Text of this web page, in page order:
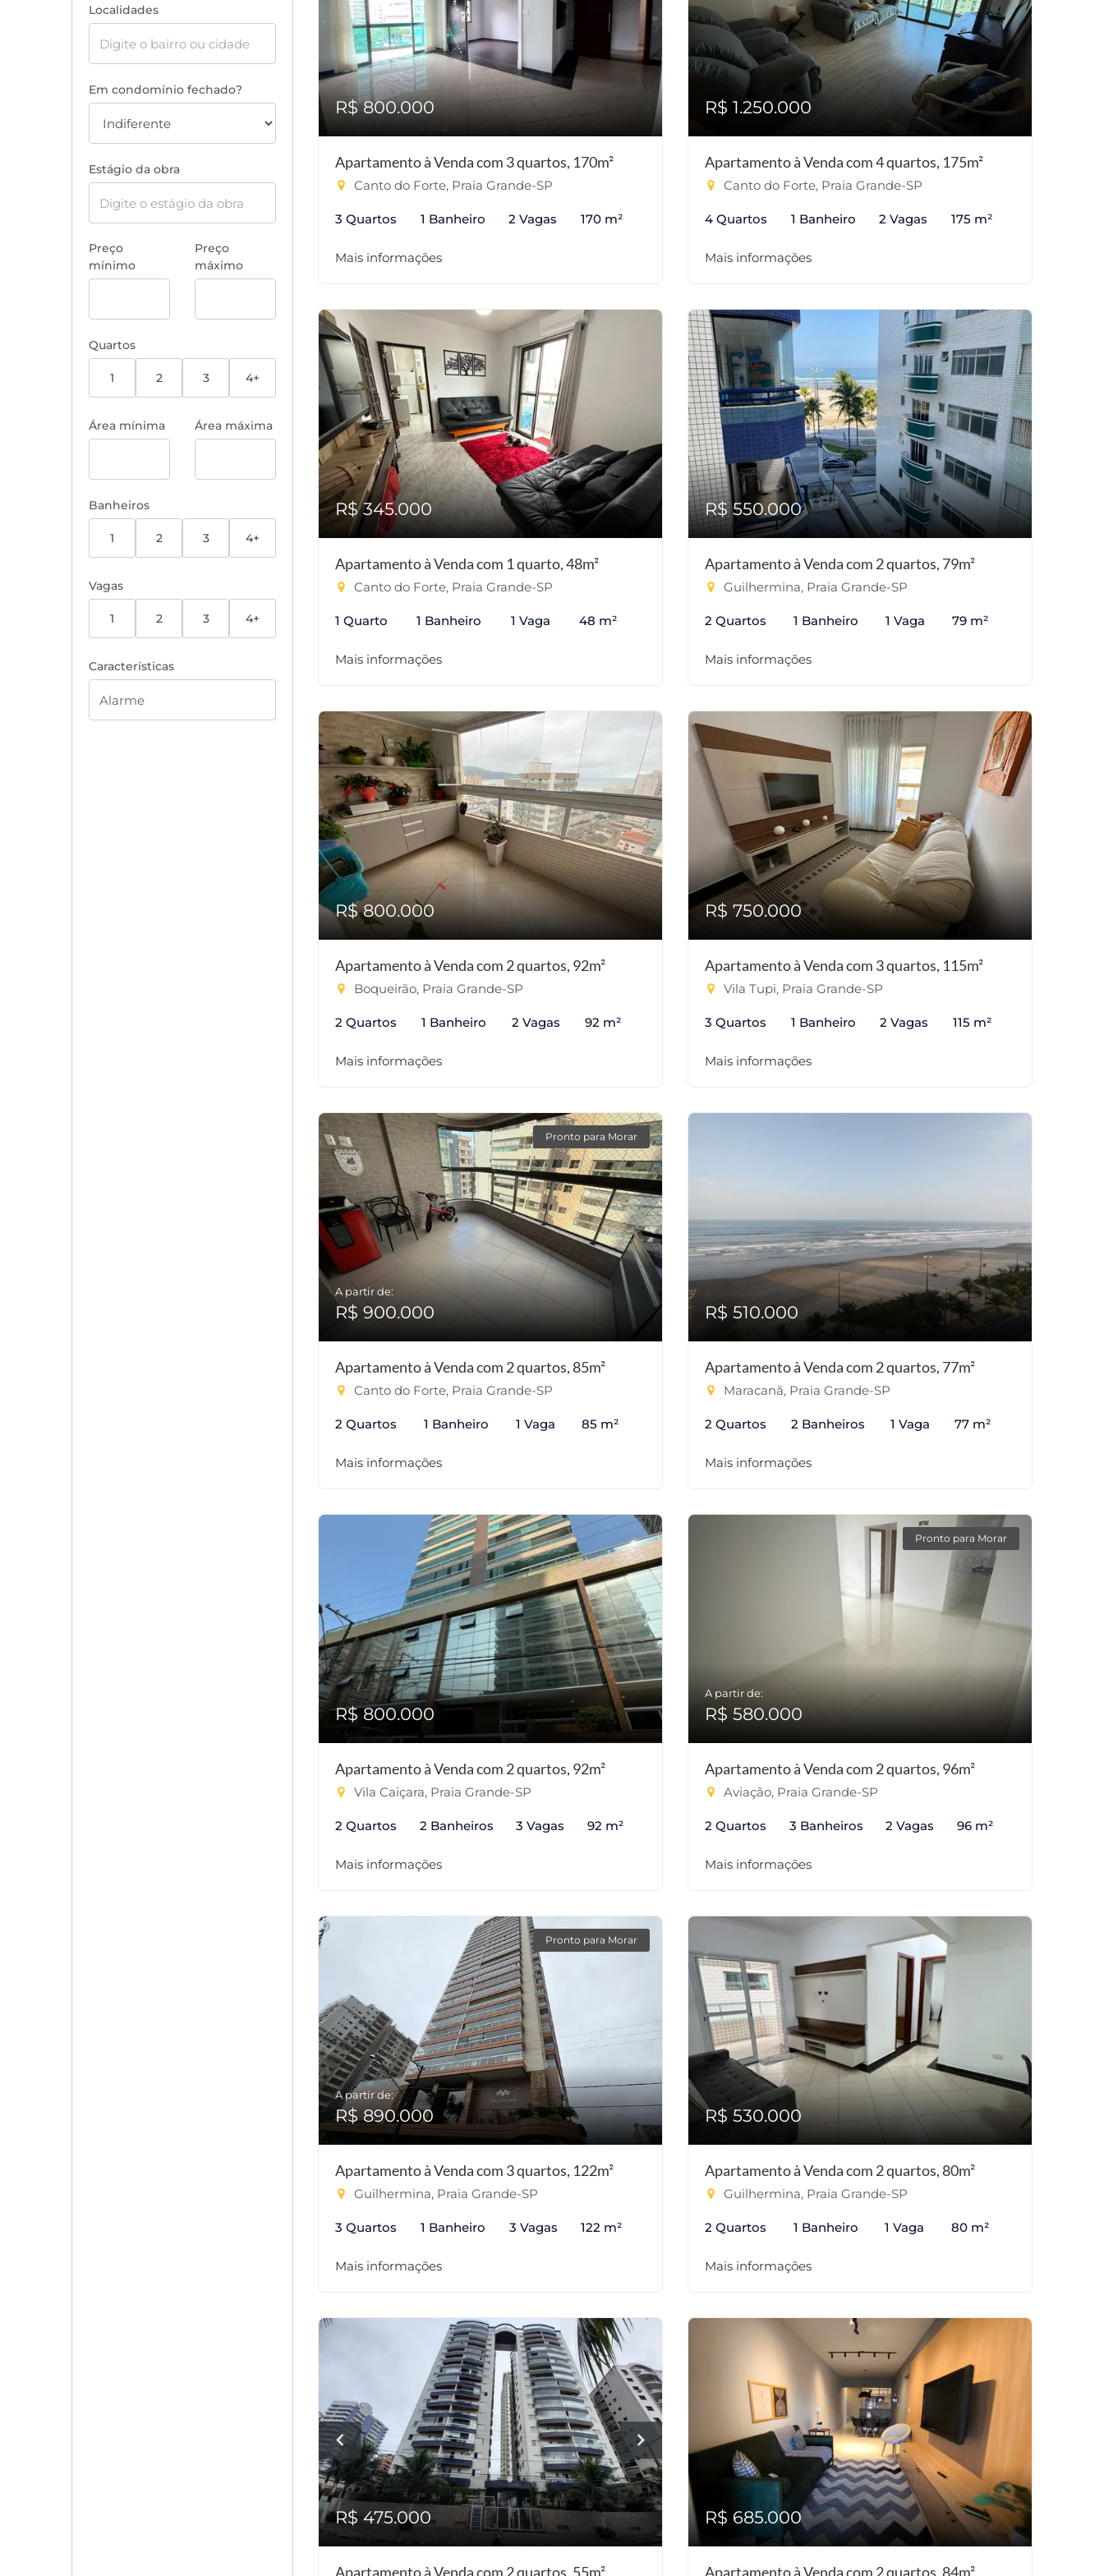
Localidades
Em condomínio fechado?
Estágio da obra
Preço
mínimo
Preço
máximo
Quartos
1 2 3 4+
Área mínima Área máxima
Banheiros
1 2 3 4+
Vagas
1 2 3 4+
Características
R$ 800.000
Apartamento à Venda com 3 quartos, 170m²
Canto do Forte, Praia Grande-SP
3 Quartos 1 Banheiro 2 Vagas 170 m²
Mais informações
R$ 1.250.000
Apartamento à Venda com 4 quartos, 175m²
Canto do Forte, Praia Grande-SP
4 Quartos 1 Banheiro 2 Vagas 175 m²
Mais informações
R$ 345.000
Apartamento à Venda com 1 quarto, 48m²
Canto do Forte, Praia Grande-SP
1 Quarto 1 Banheiro 1 Vaga 48 m²
Mais informações
R$ 550.000
Apartamento à Venda com 2 quartos, 79m²
Guilhermina, Praia Grande-SP
2 Quartos 1 Banheiro 1 Vaga 79 m²
Mais informações
R$ 800.000
Apartamento à Venda com 2 quartos, 92m²
Boqueirão, Praia Grande-SP
2 Quartos 1 Banheiro 2 Vagas 92 m²
Mais informações
R$ 750.000
Apartamento à Venda com 3 quartos, 115m²
Vila Tupi, Praia Grande-SP
3 Quartos 1 Banheiro 2 Vagas 115 m²
Mais informações
Pronto para Morar
A partir de:
R$ 900.000
Apartamento à Venda com 2 quartos, 85m²
Canto do Forte, Praia Grande-SP
2 Quartos 1 Banheiro 1 Vaga 85 m²
Mais informações
R$ 510.000
Apartamento à Venda com 2 quartos, 77m²
Maracanã, Praia Grande-SP
2 Quartos 2 Banheiros 1 Vaga 77 m²
Mais informações
R$ 800.000
Apartamento à Venda com 2 quartos, 92m²
Vila Caiçara, Praia Grande-SP
2 Quartos 2 Banheiros 3 Vagas 92 m²
Mais informações
Pronto para Morar
A partir de:
R$ 580.000
Apartamento à Venda com 2 quartos, 96m²
Aviação, Praia Grande-SP
2 Quartos 3 Banheiros 2 Vagas 96 m²
Mais informações
Pronto para Morar
A partir de:
R$ 890.000
Apartamento à Venda com 3 quartos, 122m²
Guilhermina, Praia Grande-SP
3 Quartos 1 Banheiro 3 Vagas 122 m²
Mais informações
R$ 530.000
Apartamento à Venda com 2 quartos, 80m²
Guilhermina, Praia Grande-SP
2 Quartos 1 Banheiro 1 Vaga 80 m²
Mais informações
R$ 475.000
Apartamento à Venda com 2 quartos, 55m²
R$ 685.000
Apartamento à Venda com 2 quartos, 84m²